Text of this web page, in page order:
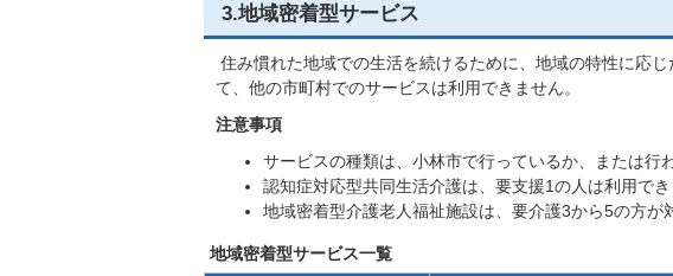
3.地域密着型サービス
住み慣れた地域での生活を続けるために、地域の特性に応
て、他の市町村でのサービスは利用できません。
注意事項
サービスの種類は、小林市で行っているか、または行
認知症対応型共同生活介護は、要支援1の人は利用でき
地域密着型介護老人福祉施設は、要介護3から5の方が
地域密着型サービス一覧